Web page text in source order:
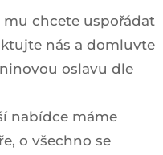
chcete uspořádat
nás a domluvte
oslavu dle
nabídce máme
o všechno se